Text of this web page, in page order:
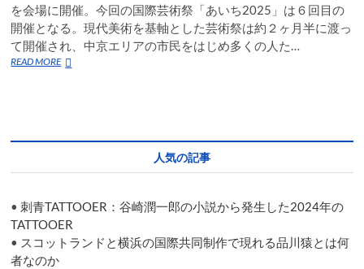
を会場に開催。今回の国際芸術祭「あいち2025」は６回目の
開催となる。現代美術を基軸とした芸術祭は約２ヶ月半に渡っ
て開催され、中京エリアの市民をはじめ多くの人た…
READ MORE「灰
に」
テ
ー
マ
に
人気の記事
•刺青TATTOOER：谷崎潤一郎の小説から発生した2024年の
TATTOOER
• スコットランドと横浜の国際共同制作で現れる品川猿とは何
者なのか